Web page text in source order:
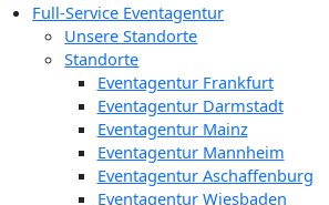
Full-Service Eventagentur
Unsere Standorte
Standorte
Eventagentur Frankfurt
Eventagentur Darmstadt
Eventagentur Mainz
Eventagentur Mannheim
Eventagentur Aschaffenburg
Eventagentur Wiesbaden